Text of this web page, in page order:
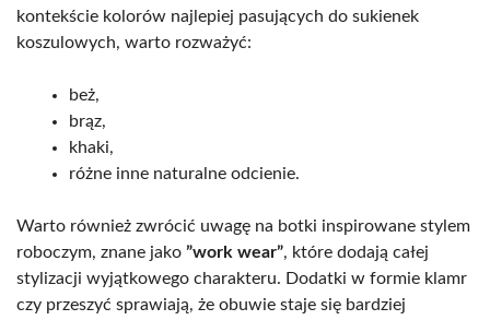
kontekście kolorów najlepiej pasujących do sukienek
koszulowych, warto rozważyć:
beż,
brąz,
khaki,
różne inne naturalne odcienie.
Warto również zwrócić uwagę na botki inspirowane stylem
roboczym, znane jako ”work wear”, które dodają całej
stylizacji wyjątkowego charakteru. Dodatki w formie klamr
czy przeszyć sprawiają, że obuwie staje się bardziej